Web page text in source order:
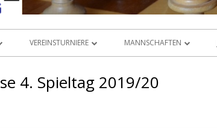
VEREINSTURNIERE
POKALMEISTERSCHAFT
MANNSCHAFTEN
4. Spieltag 2019/20